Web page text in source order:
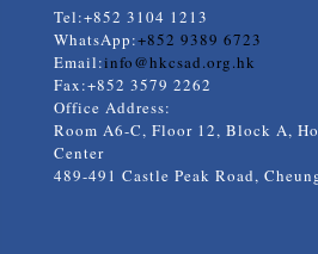
Tel:+852 3104 1213
WhatsApp:+852 9389 6723
Email:info@hkcsad.org.hk
Fax:+852 3579 2262
Office Address:
Room A6-C, Floor 12, Block A,
Center
489-491 Castle Peak Road,